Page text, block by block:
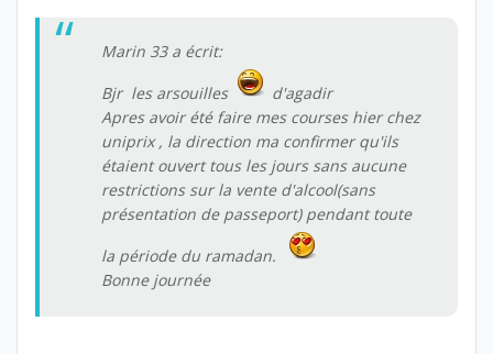
Marin 33 a écrit:
Bjr les arsouilles
d'agadir
Apres avoir été faire mes courses hier chez
uniprix , la direction ma confirmer qu'ils
étaient ouvert tous les jours sans aucune
restrictions sur la vente d'alcool(sans
présentation de passeport) pendant toute
la période du ramadan.
Bonne journée